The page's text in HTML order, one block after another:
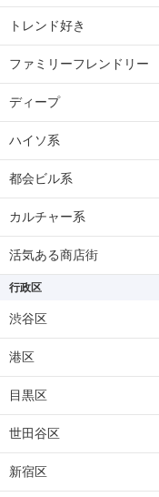
トレンド好き
ファミリーフレンドリー
ディープ
ハイソ系
都会ビル系
カルチャー系
活気ある商店街
行政区
渋谷区
港区
目黒区
世田谷区
新宿区